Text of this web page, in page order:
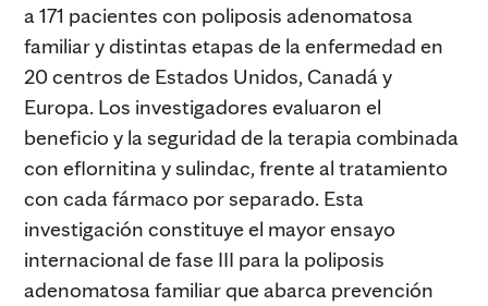
a 171 pacientes con poliposis adenomatosa
familiar y distintas etapas de la enfermedad en
20 centros de Estados Unidos, Canadá y
Europa. Los investigadores evaluaron el
beneficio y la seguridad de la terapia combinada
con eflornitina y sulindac, frente al tratamiento
con cada fármaco por separado. Esta
investigación constituye el mayor ensayo
internacional de fase III para la poliposis
adenomatosa familiar que abarca prevención